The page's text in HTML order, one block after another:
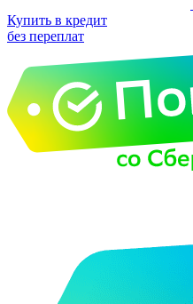
Купить в кредит
без переплат